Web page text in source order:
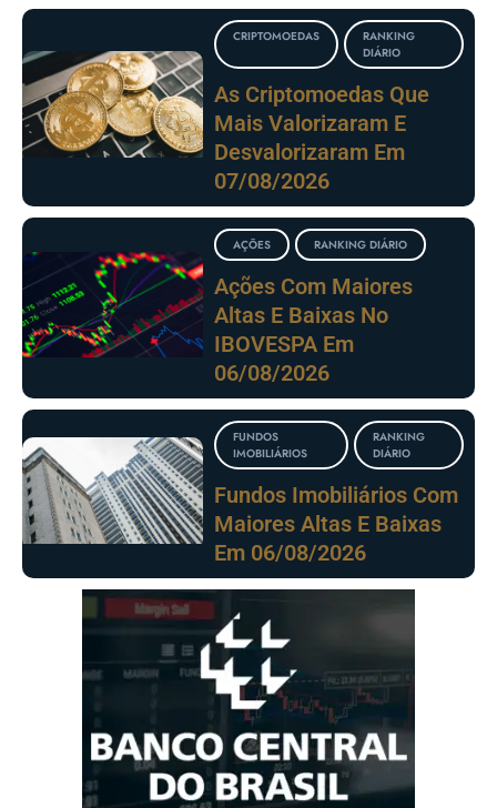
CRIPTOMOEDAS
RANKING
DIÁRIO
As Criptomoedas Que
Mais Valorizaram E
Desvalorizaram Em
07/08/2026
AÇÕES RANKING DIÁRIO
Ações Com Maiores
Altas E Baixas No
IBOVESPA Em
06/08/2026
FUNDOS
IMOBILIÁRIOS
RANKING
DIÁRIO
Fundos Imobiliários Com
Maiores Altas E Baixas
Em 06/08/2026